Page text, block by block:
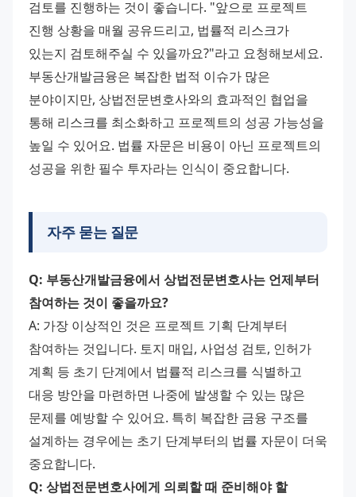
검토를 진행하는 것이 좋습니다. "앞으로 프로젝트
진행 상황을 매월 공유드리고, 법률적 리스크가
있는지 검토해주실 수 있을까요?"라고 요청해보세요.
부동산개발금융은 복잡한 법적 이슈가 많은
분야이지만, 상법전문변호사와의 효과적인 협업을
통해 리스크를 최소화하고 프로젝트의 성공 가능성을
높일 수 있어요. 법률 자문은 비용이 아닌 프로젝트의
성공을 위한 필수 투자라는 인식이 중요합니다.
자주 묻는 질문
Q: 부동산개발금융에서 상법전문변호사는 언제부터
참여하는 것이 좋을까요?
A: 가장 이상적인 것은 프로젝트 기획 단계부터
참여하는 것입니다. 토지 매입, 사업성 검토, 인허가
계획 등 초기 단계에서 법률적 리스크를 식별하고
대응 방안을 마련하면 나중에 발생할 수 있는 많은
문제를 예방할 수 있어요. 특히 복잡한 금융 구조를
설계하는 경우에는 초기 단계부터의 법률 자문이 더욱
중요합니다.
Q: 상법전문변호사에게 의뢰할 때 준비해야 할